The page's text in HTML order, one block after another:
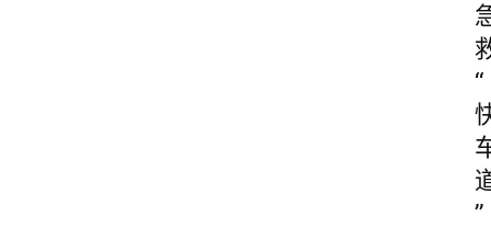
“
”